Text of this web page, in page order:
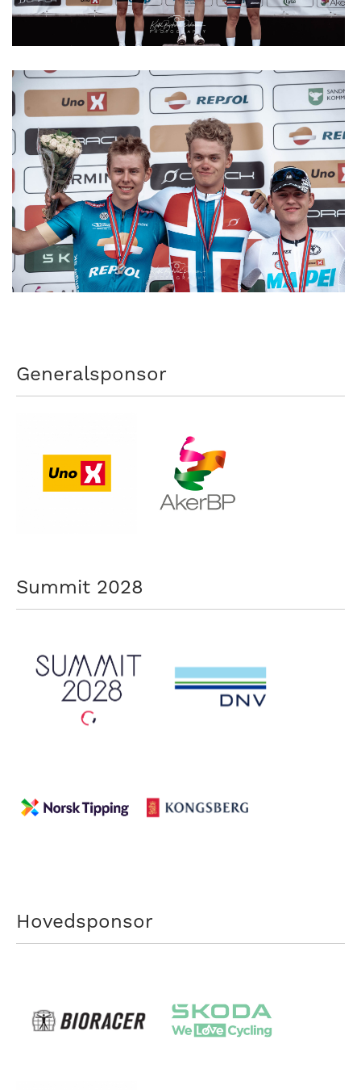
Generalsponsor
Summit 2028
Hovedsponsor